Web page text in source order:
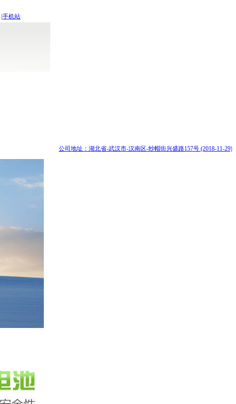
|手机站
公司地址：湖北省-武汉市-汉南区-纱帽街兴盛路157号 (2018-11-29)